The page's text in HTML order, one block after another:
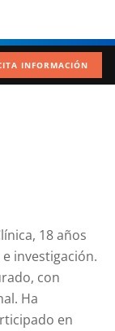
INFORMACIÓN
18 años
investigación.
con
Ha
en